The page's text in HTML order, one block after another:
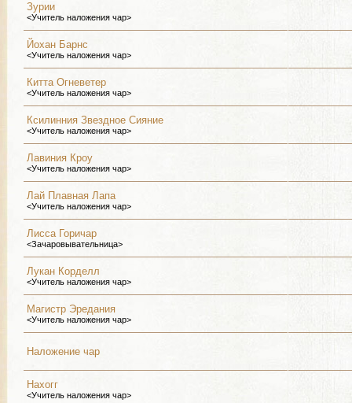
Зурии
<Учитель наложения чар>
Йохан Барнс
<Учитель наложения чар>
Китта Огневетер
<Учитель наложения чар>
Ксилинния Звездное Сияние
<Учитель наложения чар>
Лавиния Кроу
<Учитель наложения чар>
Лай Плавная Лапа
<Учитель наложения чар>
Лисса Горичар
<Зачаровывательница>
Лукан Корделл
<Учитель наложения чар>
Магистр Эредания
<Учитель наложения чар>
Наложение чар
Нахогг
<Учитель наложения чар>